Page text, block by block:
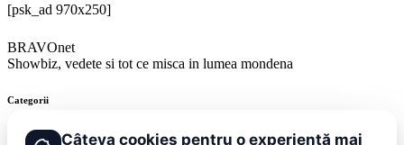
[psk_ad 970x250]
BRAVOnet
Showbiz, vedete si tot ce misca in lumea mondena
Categorii
StiriShowbizPublicitateLifestyleHealth & BeautyCasa si Gradina
Câteva cookies pentru o experiență mai